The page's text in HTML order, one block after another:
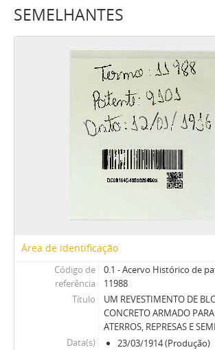
SEMELHANTES
Área de identificação
Código de
referência
0.1 - Acervo Histórico de
11988
Título
UM REVESTIMENTO DE
CONCRETO ARMADO
ATERROS, REPRESAS E
Data(s)
23/03/1914 (Produção)